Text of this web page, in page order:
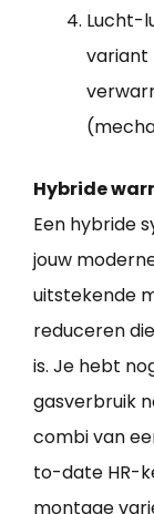
Lucht-
variant
Hybride
Een hybride
jouw
uitstekende
reduceren
is. Je hebt
gasverbruik
combi van
to-date HR-
montage